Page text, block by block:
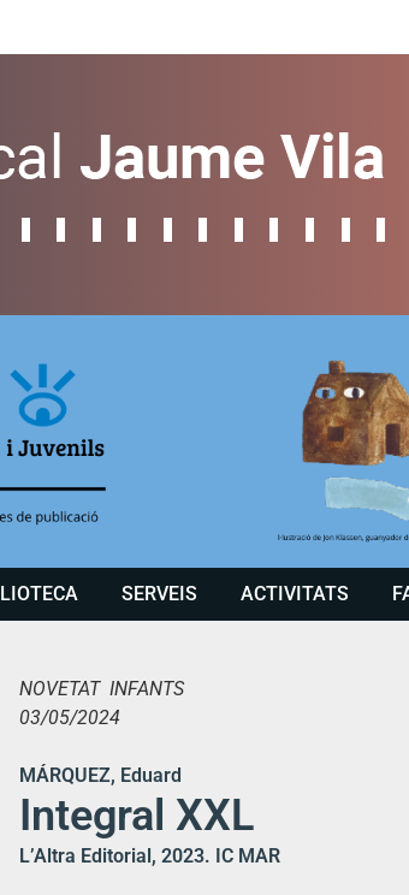
SERVEIS ACTIVITATS
NOVETAT INFANTS
03/05/2024
MÁRQUEZ, Eduard
Integral XXL
L’Altra Editorial, 2023. IC MAR